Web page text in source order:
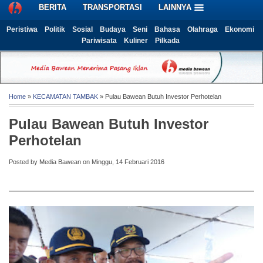
BERITA TRANSPORTASI LAINNYA
Peristiwa Politik Sosial Budaya Seni Bahasa Olahraga
Ekonomi
Pariwisata
Kuliner Pilkada
Home » KECAMATAN TAMBAK » Pulau Bawean Butuh Investor Perhotelan
Pulau Bawean Butuh Investor
Perhotelan
Posted by Media Bawean on Minggu, 14 Februari 2016